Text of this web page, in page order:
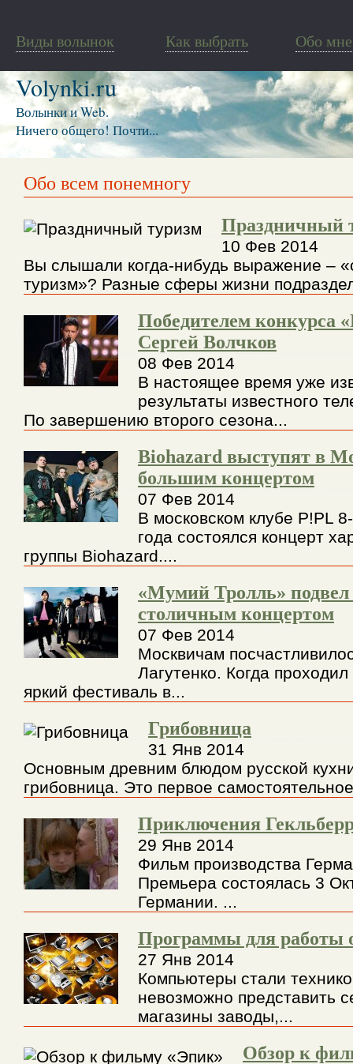
Виды волынок Как выбрать Обо мне
Volynki.ru
Волынки и Web.
Ничего общего! Почти...
Обо всем понемногу
Праздничный
10 Фев 2014
Вы слышали когда-нибудь выражение –
туризм»? Разные сферы жизни
Победителем конкурса
Сергей Волчков
08 Фев 2014
В настоящее время уже
результаты известного
По завершению второго сезона...
Biohazard выступят в
большим концертом
07 Фев 2014
В московском клубе P!PL
года состоялся концерт
группы Biohazard....
«Мумий Тролль» подвел
столичным концертом
07 Фев 2014
Москвичам
Лагутенко. Когда
яркий фестиваль в...
Грибовница
31 Янв 2014
Основным древним блюдом русской
грибовница. Это первое
Приключения
29 Янв 2014
Фильм производства
Премьера состоялась 3
Германии. ...
Программы для работы
27 Янв 2014
Компьютеры стали
невозможно представить
магазины заводы,...
Обзор к